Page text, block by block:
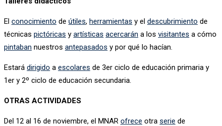
El conocimiento de útiles, herramientas y el descubrimiento de
técnicas pictóricas y artísticas acercarán a los visitantes a cómo
pintaban nuestros antepasados y por qué lo hacían.
Estará dirigido a escolares de 3er ciclo de educación primaria y
1er y 2º ciclo de educación secundaria.
OTRAS ACTIVIDADES
Del 12 al 16 de noviembre, el MNAR ofrece otra serie de